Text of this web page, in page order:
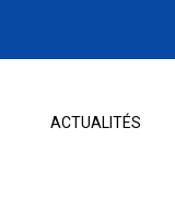
ACTUALITÉS